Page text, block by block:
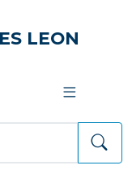
LEON